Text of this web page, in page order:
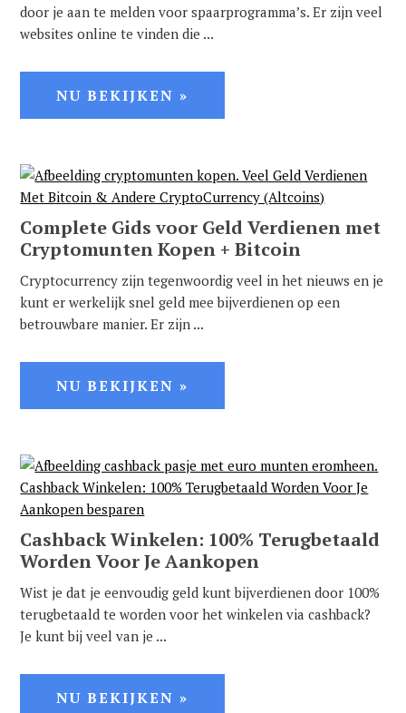
door je aan te melden voor spaarprogramma’s. Er zijn veel
websites online te vinden die ...
NU BEKIJKEN »
Complete Gids voor Geld Verdienen met
Cryptomunten Kopen + Bitcoin
Cryptocurrency zijn tegenwoordig veel in het nieuws en je
kunt er werkelijk snel geld mee bijverdienen op een
betrouwbare manier. Er zijn ...
NU BEKIJKEN »
Cashback Winkelen: 100% Terugbetaald
Worden Voor Je Aankopen
Wist je dat je eenvoudig geld kunt bijverdienen door 100%
terugbetaald te worden voor het winkelen via cashback?
Je kunt bij veel van je ...
NU BEKIJKEN »